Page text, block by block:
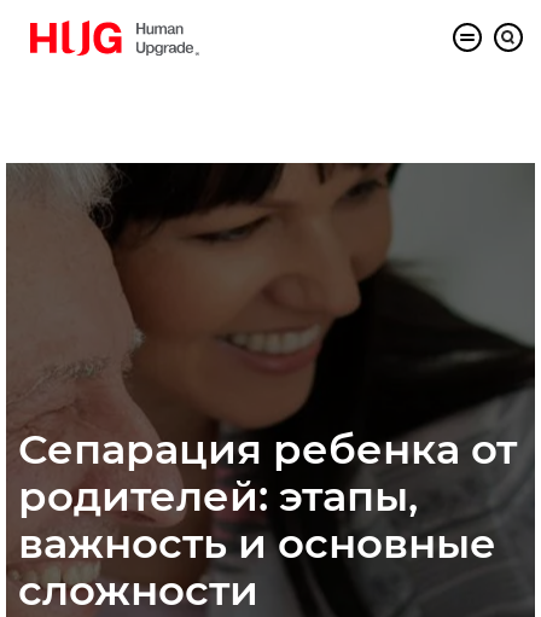
Сепарация ребенка от
родителей: этапы,
важность и основные
сложности